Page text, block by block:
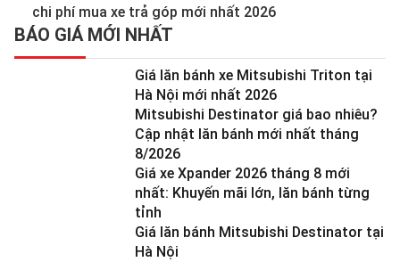
chi phí mua xe trả góp mới nhất 2026
BÁO GIÁ MỚI NHẤT
Giá lăn bánh xe Mitsubishi Triton tại
Hà Nội mới nhất 2026
Mitsubishi Destinator giá bao nhiêu?
Cập nhật lăn bánh mới nhất tháng
8/2026
Giá xe Xpander 2026 tháng 8 mới
nhất: Khuyến mãi lớn, lăn bánh từng
tỉnh
Giá lăn bánh Mitsubishi Destinator tại
Hà Nội